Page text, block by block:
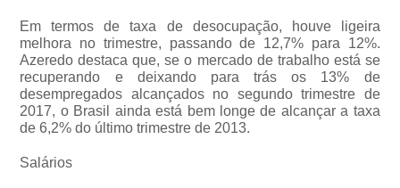
Em termos de taxa de desocupação, houve ligeira
melhora no trimestre, passando de 12,7% para 12%.
Azeredo destaca que, se o mercado de trabalho está se
recuperando e deixando para trás os 13% de
desempregados alcançados no segundo trimestre de
2017, o Brasil ainda está bem longe de alcançar a taxa
de 6,2% do último trimestre de 2013.
Salários